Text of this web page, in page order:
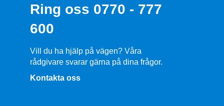
Ring oss 0770 - 777
600
Vill du ha hjälp på vägen? Våra
rådgivare svarar gärna på dina frågor.
Kontakta oss